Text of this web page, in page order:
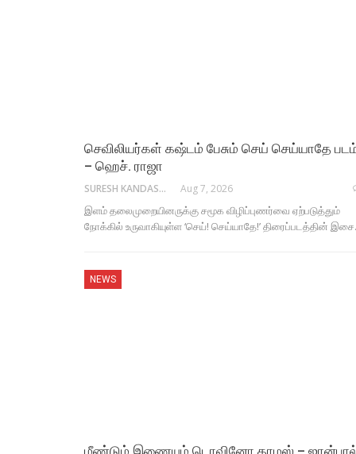
செவிலியர்கள் கஷ்டம் பேசும் செய் செய்யாதே
– ஹெச். ராஜா
SURESH KANDASAMY Aug 7, 2026
இளம் தலைமுறையினருக்கு சமூக விழிப்புணர்வை ஏற்படுத்தும்
நோக்கில் உருவாகியுள்ள ‘செய்! செய்யாதே!’ திரைப்படத்தின்
NEWS